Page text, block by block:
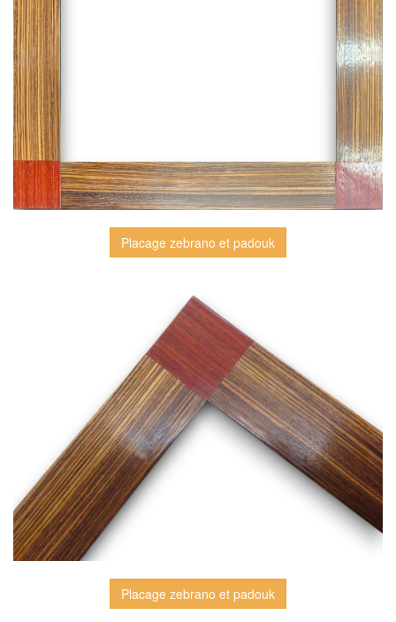
Placage zebrano et padouk
Placage zebrano et padouk